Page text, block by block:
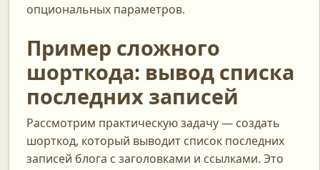
опциональных параметров.
Пример сложного
шорткода: вывод списка
последних записей
Рассмотрим практическую задачу — создать
шорткод, который выводит список последних
записей блога с заголовками и ссылками. Это